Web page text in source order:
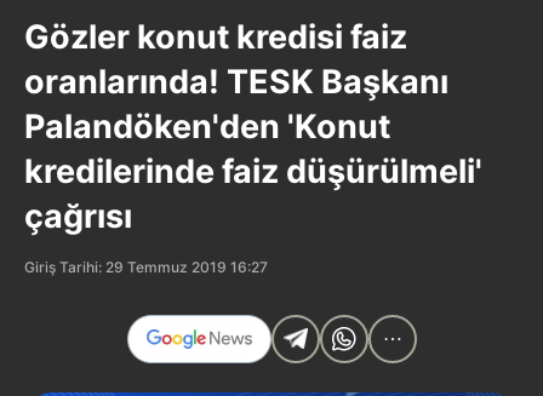
Gözler konut kredisi faiz
oranlarında! TESK Başkanı
Palandöken'den 'Konut
kredilerinde faiz düşürülmeli'
çağrısı
Giriş Tarihi: 29 Temmuz 2019 16:27